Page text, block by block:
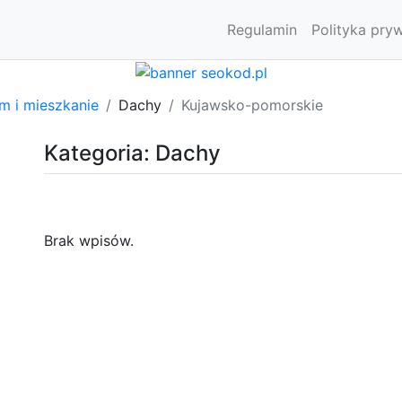
Regulamin Polityka
i mieszkanie Dachy Kujawsko-pomorskie
Kategoria: Dachy
Brak wpisów.